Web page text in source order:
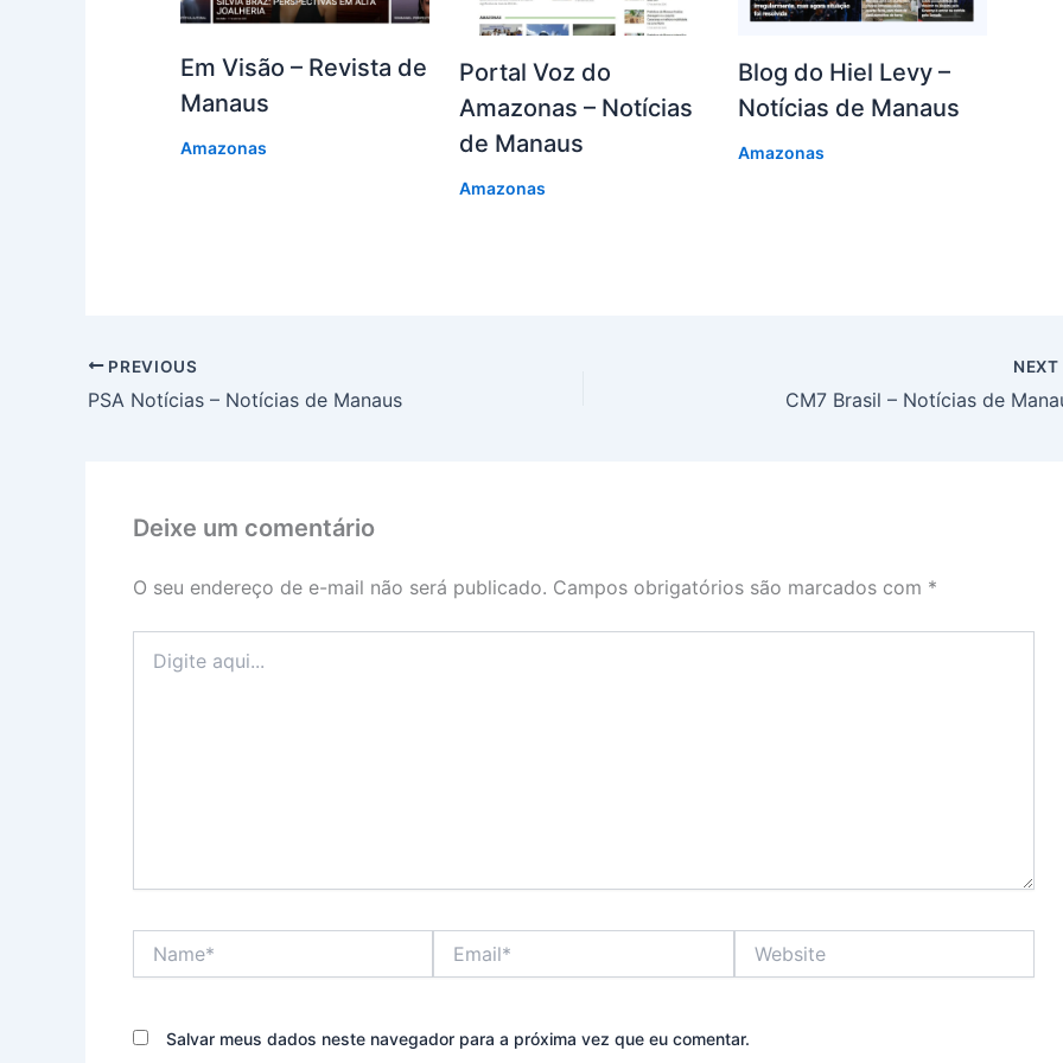
Em Visão – Revista de
Manaus
Amazonas
Portal Voz do
Amazonas – Notícias
de Manaus
Amazonas
Blog do Hiel Levy –
Notícias de Manaus
Amazonas
PREVIOUS
PSA Notícias – Notícias de Manaus
NEXT
CM7 Brasil – Notícias de
Deixe um comentário
O seu endereço de e-mail não será publicado. Campos obrigatórios são marcados com *
aqui...
Salvar meus dados neste navegador para a próxima vez que eu comentar.